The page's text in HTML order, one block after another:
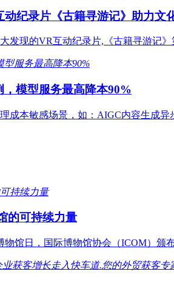
纪录片《古籍寻游记》助力文
发现的VR互动纪录片,《古籍寻游记
模型服务最高降本90%
成本敏感场景，如：AIGC内容生成
的可持续力量
馆日，国际博物馆协会（ICOM）颁